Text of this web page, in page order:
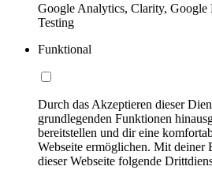
Google Analytics, Clarity, Google
Testing
Funktional
Durch das Akzeptieren dieser
grundlegenden Funktionen
bereitstellen und dir eine
Webseite ermöglichen. Mit
dieser Webseite folgende